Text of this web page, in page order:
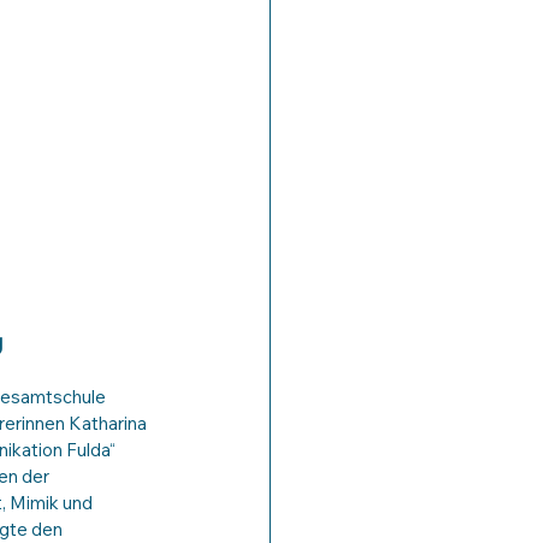
Katharina
Fulda“
der
Mimik und
den